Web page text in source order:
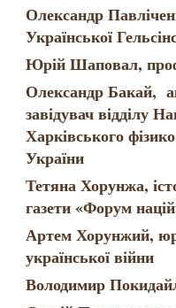
Олександр
Української
Юрій Шаповал,
Олександр Бакай,
завідувач відділу
Харківського
України
Тетяна Хорунжа,
газети «Форум
Артем Хорунжий,
української війни
Володимир